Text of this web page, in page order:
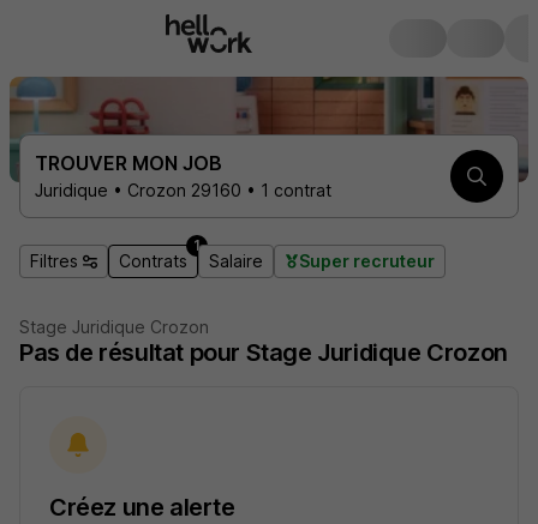
TROUVER MON JOB
Juridique • Crozon 29160 • 1 contrat
Filtres Contrats
1
Salaire Super recruteur
Stage Juridique Crozon
Pas de résultat pour Stage Juridique Crozon
Créez une alerte